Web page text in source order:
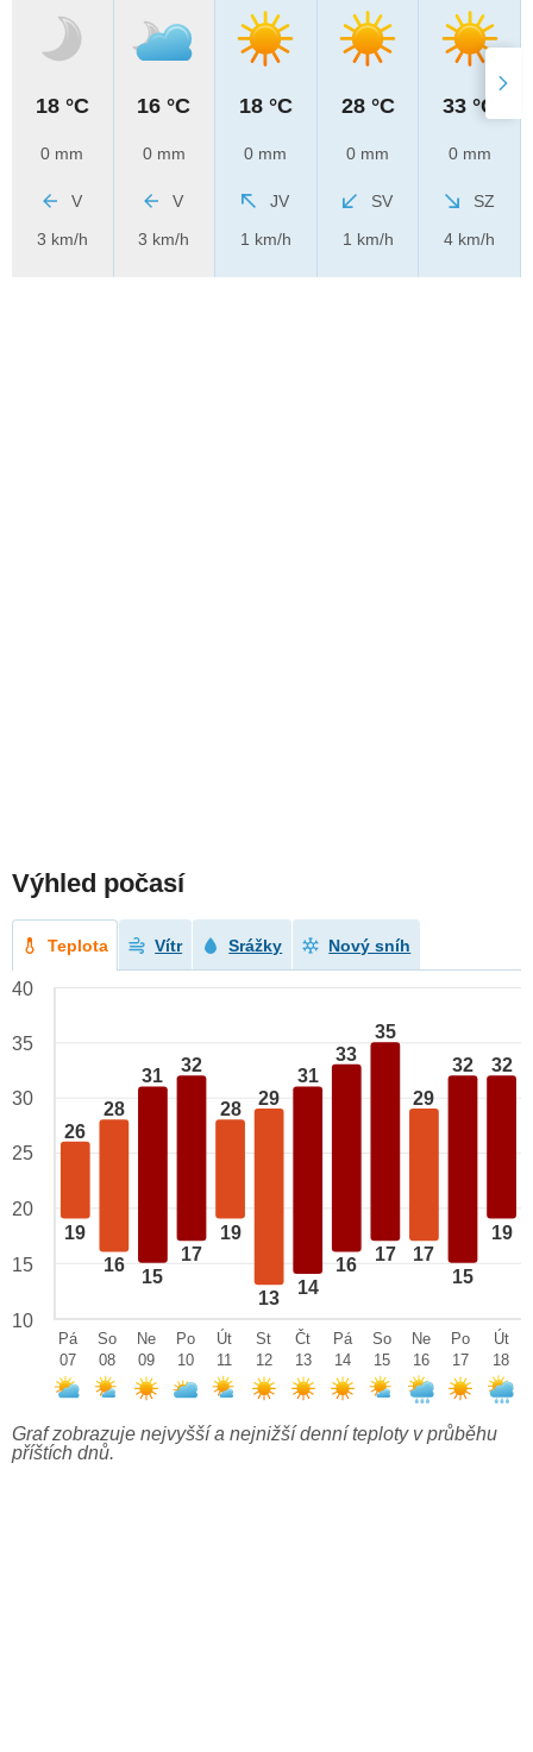
18 °C
0 mm
V
3 km/h
16 °C
0 mm
V
3 km/h
18 °C
0 mm
JV
1 km/h
28 °C
0 mm
SV
1 km/h
33 °C
0 mm
SZ
4 km/h
Výhled počasí
Teplota Vítr Srážky Nový sníh
26
19
28
16
31
15
32
17
28
19
29
13
31
14
33
16
35
17
29
17
32
15
32
19
40
35
30
25
20
15
10
Pá
07
So
08
Ne
09
Po
10
Út
11
St
12
Čt
13
Pá
14
So
15
Ne
16
Po
17
Út
18
Graf zobrazuje nejvyšší a nejnižší denní teploty v průběhu
příštích dnů.